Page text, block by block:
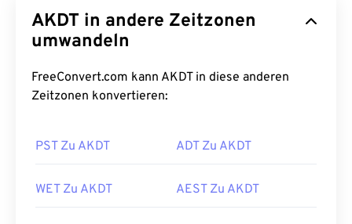
AKDT in andere Zeitzonen
umwandeln
FreeConvert.com kann AKDT in diese anderen
Zeitzonen konvertieren:
PST Zu AKDT ADT Zu AKDT
WET Zu AKDT AEST Zu AKDT